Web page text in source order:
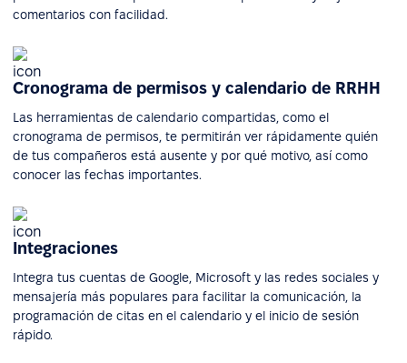
comentarios con facilidad.
Cronograma de permisos y calendario de RRHH
Las herramientas de calendario compartidas, como el
cronograma de permisos, te permitirán ver rápidamente quién
de tus compañeros está ausente y por qué motivo, así como
conocer las fechas importantes.
Integraciones
Integra tus cuentas de Google, Microsoft y las redes sociales y
mensajería más populares para facilitar la comunicación, la
programación de citas en el calendario y el inicio de sesión
rápido.